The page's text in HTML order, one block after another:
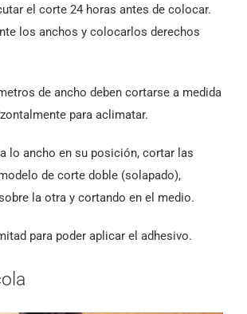
el corte 24 horas antes de colocar.
los anchos y colocarlos derechos
de ancho deben cortarse a medida
para aclimatar.
lo ancho en su posición, cortar las
de corte doble (solapado),
la otra y cortando en el medio.
para poder aplicar el adhesivo.